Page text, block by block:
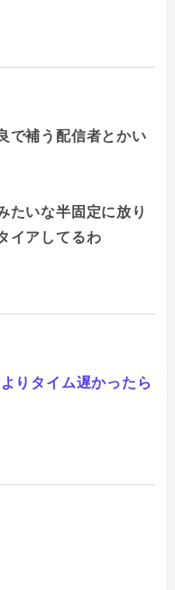
で補う配信者とかい
たいな半固定に放り
イアしてるわ
りタイム遅かったら